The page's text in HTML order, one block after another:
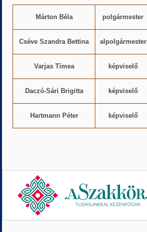
Márton Béla polgármester
Cséve Szandra Bettina alpolgármester
Varjas Tímea képviselő
Daczó-Sári Brigitta képviselő
Hartmann Péter képviselő